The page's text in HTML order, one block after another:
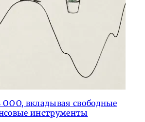
ООО, вкладывая свободные
инструменты